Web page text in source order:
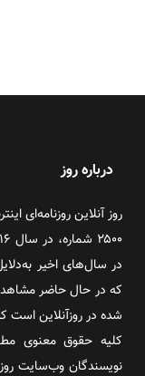
درباره روز
در سال‌های اخیر
که در حال حاضر
شده در روزآنلاین است
کلیه حقوق معنوی
نویسندگان وب‌سایت روز